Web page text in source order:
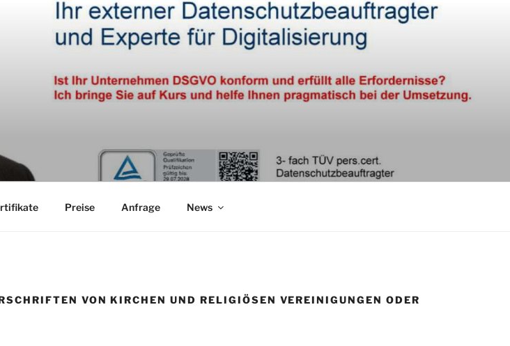
Preise Anfrage News
VON KIRCHEN UND RELIGIÖSEN VEREINIGUNGEN ODER